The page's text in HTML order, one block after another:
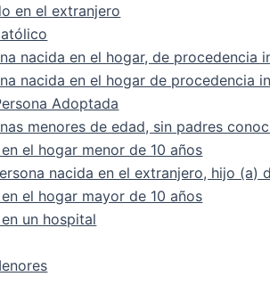
en el extranjero
nacida en el hogar, de procedencia
nacida en el hogar de procedencia
Adoptada
menores de edad, sin padres
el hogar menor de 10 años
nacida en el extranjero, hijo (a)
el hogar mayor de 10 años
un hospital